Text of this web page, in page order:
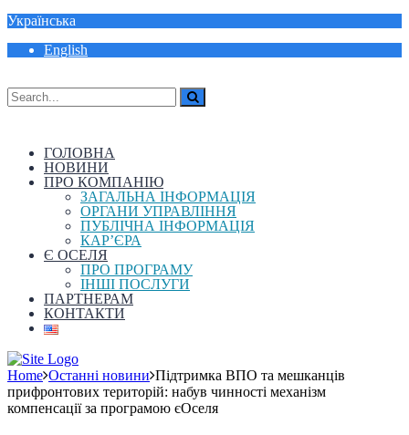
Українська
English
ГОЛОВНА
НОВИНИ
ПРО КОМПАНІЮ
ЗАГАЛЬНА ІНФОРМАЦІЯ
ОРГАНИ УПРАВЛІННЯ
ПУБЛІЧНА ІНФОРМАЦІЯ
КАР’ЄРА
Є ОСЕЛЯ
ПРО ПРОГРАМУ
ІНШІ ПОСЛУГИ
ПАРТНЕРАМ
КОНТАКТИ
Home Останні новини Підтримка ВПО та мешканців
прифронтових територій: набув чинності механізм
компенсації за програмою єОселя